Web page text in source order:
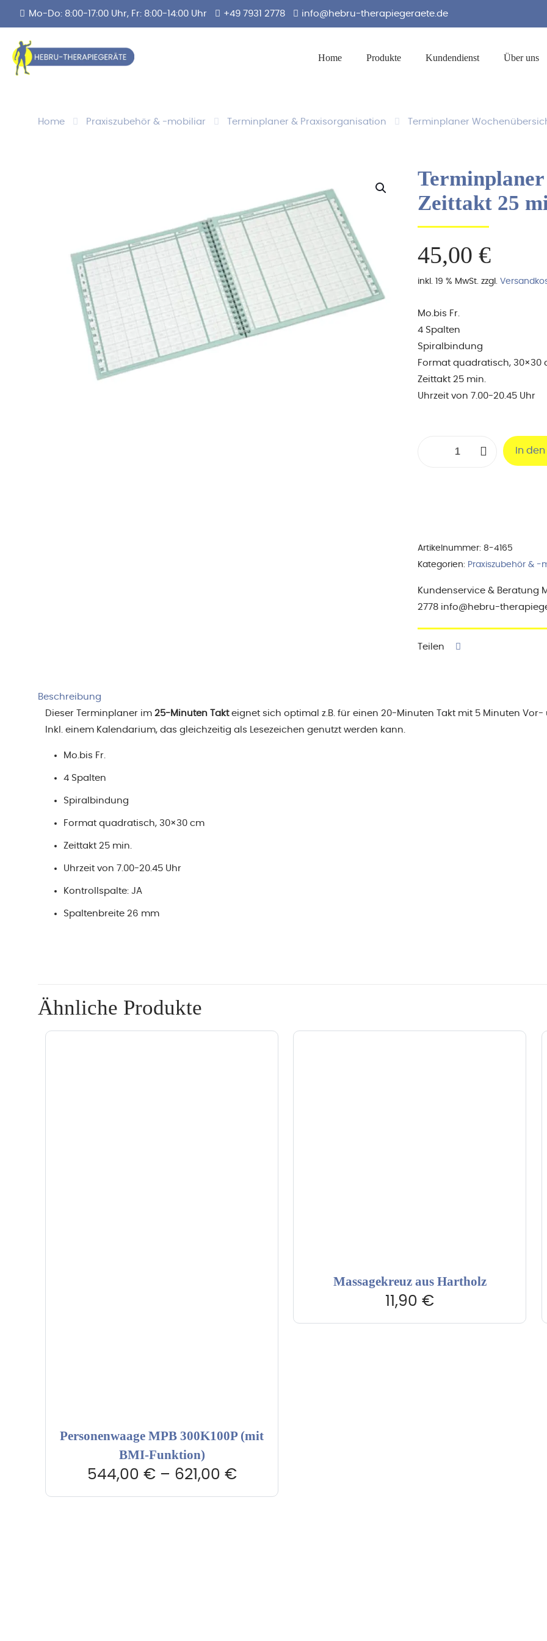
Mo-Do: 8:00-17:00 Uhr, Fr: 8:00-14:00 Uhr +49 7931 2778 info@hebru-therapiegeraete.de
Home Produkte Kundendienst Über uns
Home Praxiszubehör & -mobiliar Terminplaner & Praxisorganisation Terminplaner
Zeittakt 25
45,00 €
inkl. 19 % MwSt. zzgl.
Mo.bis Fr.
4 Spalten
Spiralbindung
Format quadratisch, 30×30
Zeittakt 25 min.
Uhrzeit von 7.00-20.45 Uhr
Spalten
quadr.
In
Artikelnummer: 8-4165
Kategorien: Praxiszubehör & -
Kundenservice & Beratung
2778 info@hebru-
Teilen
Beschreibung
Dieser Terminplaner im25-Minuten Takteignet sich optimal z.B. für einen 20-Minuten Takt mit 5 Minuten
Inkl. einem Kalendarium, das gleichzeitig als Lesezeichen genutzt werden kann.
Mo.bis Fr.
4 Spalten
Spiralbindung
Format quadratisch, 30×30 cm
Zeittakt 25 min.
Uhrzeit von 7.00-20.45 Uhr
Kontrollspalte: JA
Spaltenbreite 26 mm
Ähnliche Produkte
Personenwaage MPB 300K100P (mit
BMI-Funktion)
544,00 €– 621,00 €
Massagekreuz aus Hartholz
11,90€